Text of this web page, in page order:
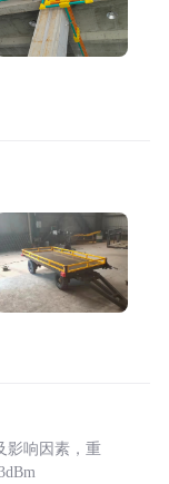
影响因素，重